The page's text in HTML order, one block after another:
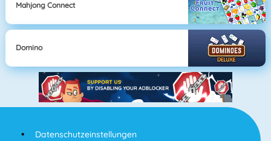
Mahjong Connect
Domino
Datenschutzeinstellungen